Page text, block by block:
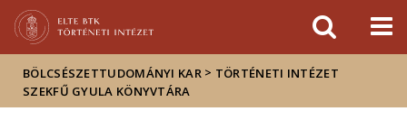
sajtóban
BÖLCSÉSZETTUDOMÁNYI KAR > TÖRTÉNETI INTÉZET
SZEKFŰ GYULA KÖNYVTÁRA